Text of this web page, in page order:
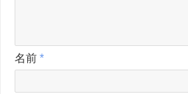
名前 *